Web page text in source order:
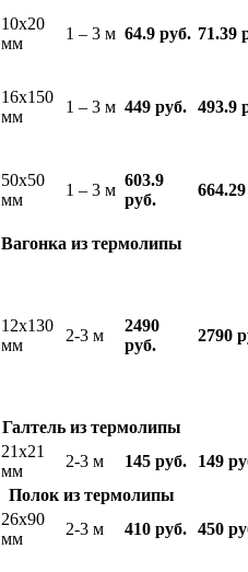
10x20
мм
1 – 3 м 64.9 руб. 71.39
16x150
мм
1 – 3 м 449 руб. 493.9
50x50
мм
1 – 3 м
603.9
руб.
Вагонка из термолипы
12x130
мм
2-3 м
2490
руб.
2790
Галтель из термолипы
21x21
мм
2-3 м 145 руб.
149
Полок из термолипы
26x90
мм
2-3 м 410 руб. 450